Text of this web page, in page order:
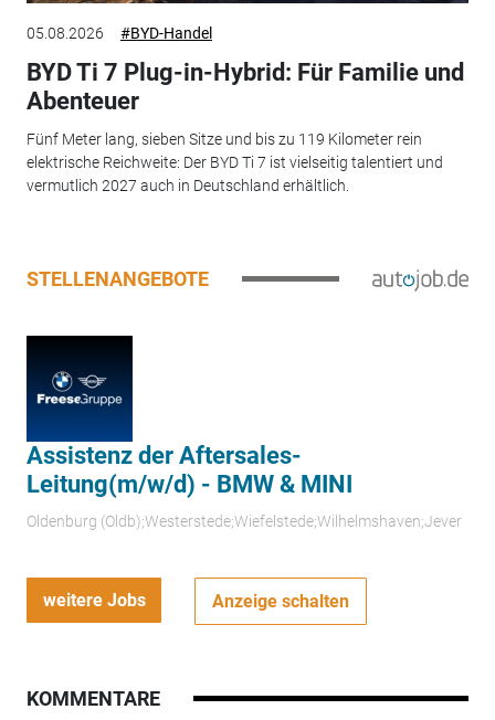
05.08.2026 #BYD-Handel
BYD Ti 7 Plug-in-Hybrid: Für Familie und
Abenteuer
Fünf Meter lang, sieben Sitze und bis zu 119 Kilometer rein
elektrische Reichweite: Der BYD Ti 7 ist vielseitig talentiert und
vermutlich 2027 auch in Deutschland erhältlich.
STELLENANGEBOTE
Assistenz der Aftersales-
Leitung(m/w/d) - BMW & MINI
Oldenburg (Oldb);Westerstede;Wiefelstede;Wilhelmshaven;Jever
weitere Jobs Anzeige schalten
KOMMENTARE